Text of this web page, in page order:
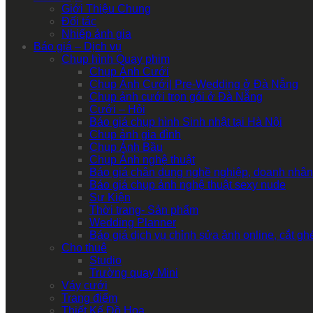
Giới Thiệu Chung
Đối tác
Nhiếp ảnh gia
Báo giá – Dịch vụ
Chụp hình Quay phim
Chụp Ảnh Cưới
Chụp Ảnh Cưới| Pre-Wedding ở Đà Nẵng
Chụp ảnh cưới trọn gói ở Đà Nẵng
Cưới – Hỏi
Báo giá chụp hình Sinh nhật tại Hà Nội
Chụp ảnh gia đình
Chụp Ảnh Bầu
Chụp Ảnh nghệ thuật
Báo giá chân dung nghề nghiệp, doanh nhân
Báo giá chụp ảnh nghệ thuật sexy nude
Sự Kiện
Thời trang- Sản phẩm
Wedding Planner
Báo giá dịch vụ chỉnh sửa ảnh online, cắt
Cho thuê
Studio
Trường quay Mini
Váy cưới
Trang điểm
Thiết Kế Đồ Họa